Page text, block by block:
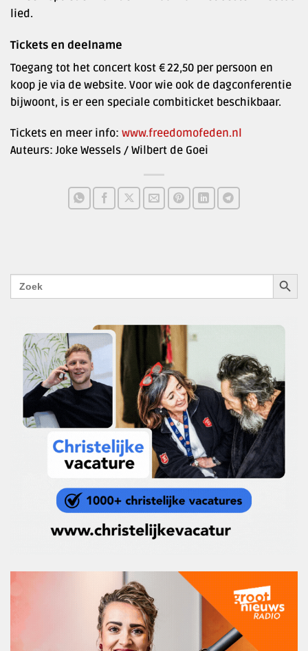
lied.
Tickets en deelname
Toegang tot het concert kost € 22,50 per persoon en
koop je via de website. Voor wie ook de dagconferentie
bijwoont, is er een speciale combiticket beschikbaar.
Tickets en meer info: www.freedomofeden.nl
Auteurs: Joke Wessels / Wilbert de Goei
Zoek
naar: